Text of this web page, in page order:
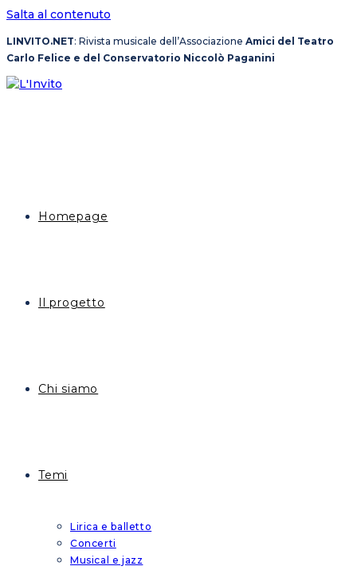
Salta al contenuto
LINVITO.NET: Rivista musicale dell’Associazione Amici del Teatro
Carlo Felice e del Conservatorio Niccolò Paganini
Homepage
Il progetto
Chi siamo
Temi
Lirica e balletto
Concerti
Musical e jazz